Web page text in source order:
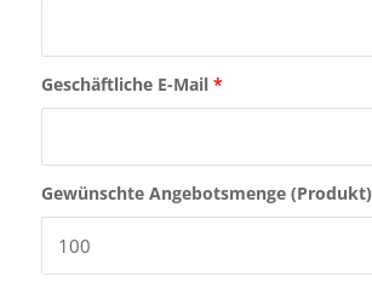
Geschäftliche E-Mail *
Gewünschte Angebotsmenge (Produkt)